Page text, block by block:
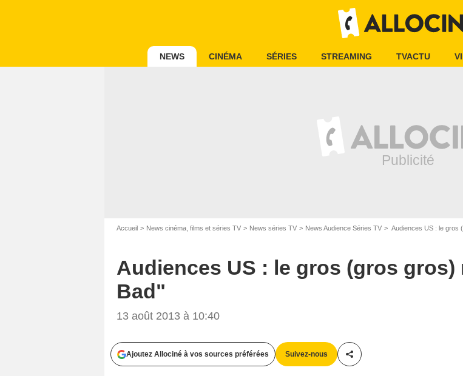
NEWS CINÉMA SÉRIES STREAMING TVACTU
Accueil News cinéma, films et séries TV News séries TV News Audience Séries TV Audiences US : le gros
Audiences US : le gros (gros
Bad"
13 août 2013 à 10:40
Ajoutez Allociné à vos sources préférées Suivez-nous
Partager cet article